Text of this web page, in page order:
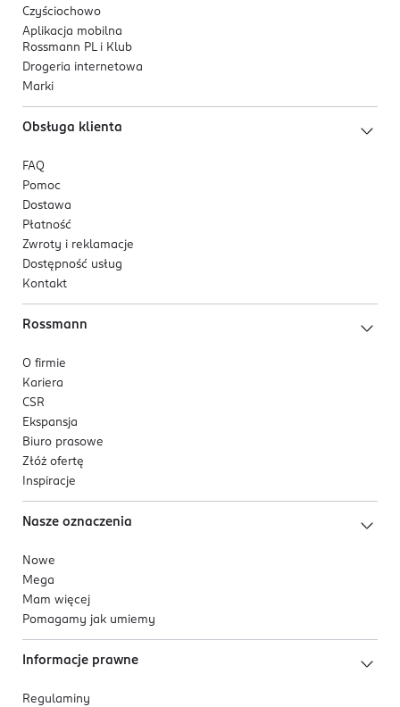
Czyściochowo
Aplikacja mobilna
Rossmann PL i Klub
Drogeria internetowa
Marki
Obsługa klienta
FAQ
Pomoc
Dostawa
Płatność
Zwroty i reklamacje
Dostępność usług
Kontakt
Rossmann
O firmie
Kariera
CSR
Ekspansja
Biuro prasowe
Złóż ofertę
Inspiracje
Nasze oznaczenia
Nowe
Mega
Mam więcej
Pomagamy jak umiemy
Informacje prawne
Regulaminy